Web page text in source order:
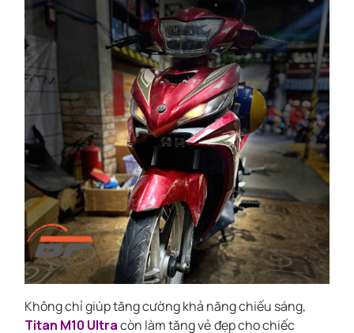
Không chỉ giúp tăng cường khả năng chiếu sáng,
Titan M10 Ultracòn làm tăng vẻ đẹp cho chiếc